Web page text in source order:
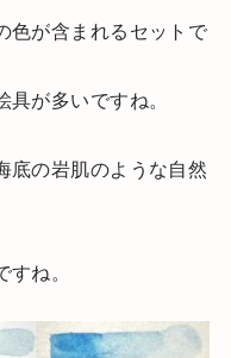
色が含まれるセットで
が多いですね。
底の岩肌のような自然
ね。